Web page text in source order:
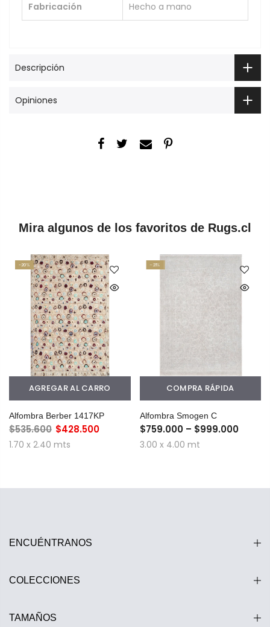
Fabricación Hecho a mano
Descripción
Opiniones
Mira algunos de los favoritos de Rugs.cl
-20%
AGREGAR AL CARRO
Alfombra Berber 1417KP
$535.600 $428.500
1.70 x 2.40 mts
-21%
COMPRA RÁPIDA
Alfombra Smogen C
$759.000 – $999.000
3.00 x 4.00 mt
ENCUÉNTRANOS
COLECCIONES
TAMAÑOS